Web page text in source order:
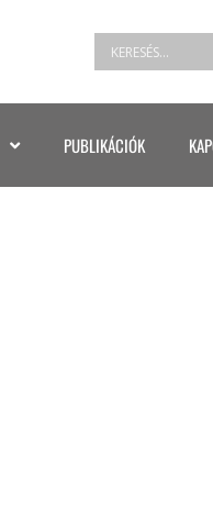
PUBLIKÁCIÓK